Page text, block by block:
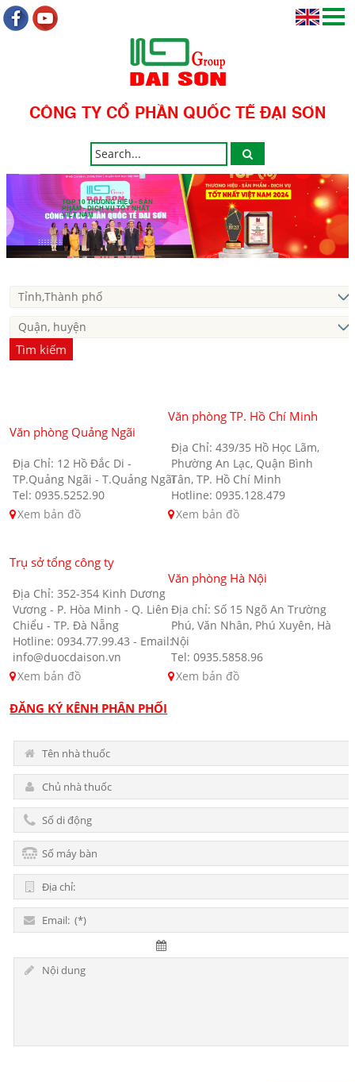
CÔNG TY CỔ PHẦN QUỐC TẾ ĐẠI SƠN
TOP 10 THƯƠNG HIỆU - SẢN
PHẨM - DỊCH VỤ TỐT NHẤT
VIỆT NAM
Tìm kiếm
Văn phòng Quảng Ngãi
Địa Chỉ: 12 Hồ Đắc Di -
TP.Quảng Ngãi - T.Quảng Ngãi
Tel: 0935.5252.90
Xem bản đồ
Văn phòng TP. Hồ Chí Minh
Địa Chỉ: 439/35 Hồ Học Lãm,
Phường An Lạc, Quận Bình
Tân, TP. Hồ Chí Minh
Hotline: 0935.128.479
Xem bản đồ
Trụ sở tổng công ty
Địa Chỉ: 352-354 Kinh Dương
Vương - P. Hòa Minh - Q. Liên
Chiểu - TP. Đà Nẵng
Hotline: 0934.77.99.43 - Email:
info@duocdaison.vn
Xem bản đồ
Văn phòng Hà Nội
Địa chỉ: Số 15 Ngõ An Trường
Phú, Văn Nhân, Phú Xuyên, Hà
Nội
Tel: 0935.5858.96
Xem bản đồ
ĐĂNG KÝ KÊNH PHÂN PHỐI